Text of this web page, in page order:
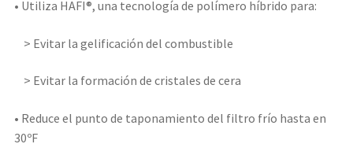
• Utiliza HAFI®, una tecnología de polímero híbrido para:
> Evitar la gelificación del combustible
> Evitar la formación de cristales de cera
• Reduce el punto de taponamiento del filtro frío hasta en
30ºF